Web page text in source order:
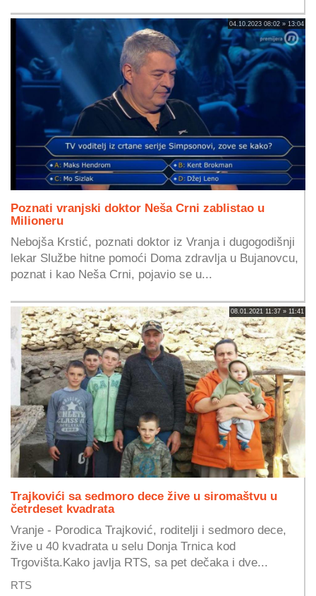
04.10.2023 08:02 » 13:04
Poznati vranjski doktor Neša Crni zablistao u
Milioneru
Nebojša Krstić, poznati doktor iz Vranja i dugogodišnji
lekar Službe hitne pomoći Doma zdravlja u Bujanovcu,
poznat i kao Neša Crni, pojavio se u...
08.01.2021 11:37 » 11:41
Trajkovići sa sedmoro dece žive u siromaštvu u
četrdeset kvadrata
Vranje - Porodica Trajković, roditelji i sedmoro dece,
žive u 40 kvadrata u selu Donja Trnica kod
Trgovišta.Kako javlja RTS, sa pet dečaka i dve...
RTS